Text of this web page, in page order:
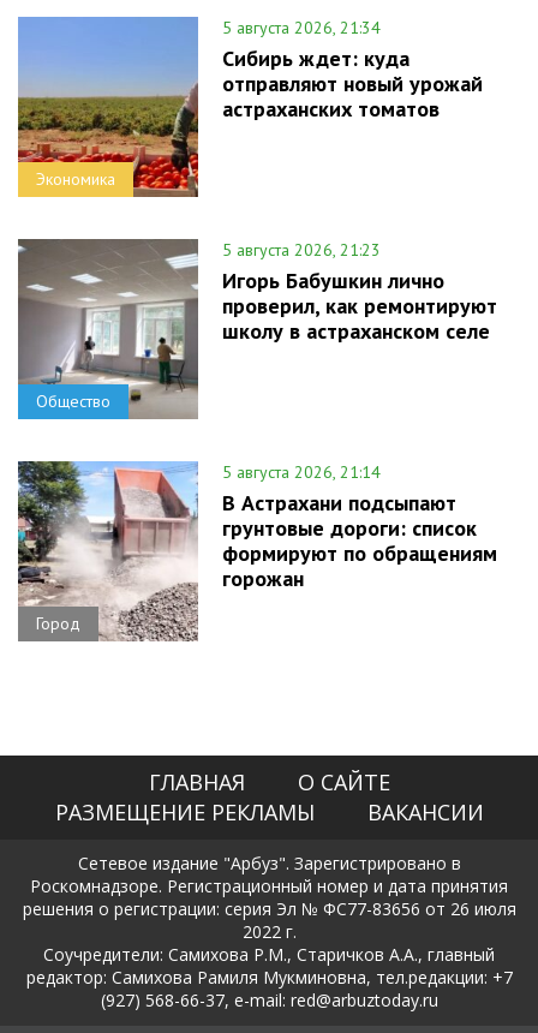
Экономика
5 августа 2026, 21:34
Сибирь ждет: куда
отправляют новый урожай
астраханских томатов
Общество
5 августа 2026, 21:23
Игорь Бабушкин лично
проверил, как ремонтируют
школу в астраханском селе
Город
5 августа 2026, 21:14
В Астрахани подсыпают
грунтовые дороги: список
формируют по обращениям
горожан
ГЛАВНАЯ
О САЙТЕ
РАЗМЕЩЕНИЕ РЕКЛАМЫ
ВАКАНСИИ
Сетевое издание "Арбуз". Зарегистрировано в
Роскомнадзоре. Регистрационный номер и дата принятия
решения о регистрации: серия Эл № ФС77-83656 от 26 июля
2022 г.
Соучредители: Самихова Р.М., Старичков А.А., главный
редактор: Самихова Рамиля Мукминовна, тел.редакции: +7
(927) 568-66-37, e-mail: red@arbuztoday.ru